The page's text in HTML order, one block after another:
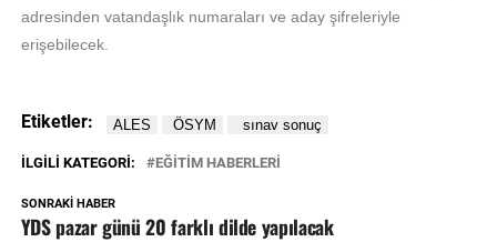
adresinden vatandaşlık numaraları ve aday şifreleriyle
erişebilecek.
Etiketler:
İLGILI KATEGORI: EĞİTİM HABERLERİ
SONRAKI HABER
YDS pazar günü 20 farklı dilde yapılacak